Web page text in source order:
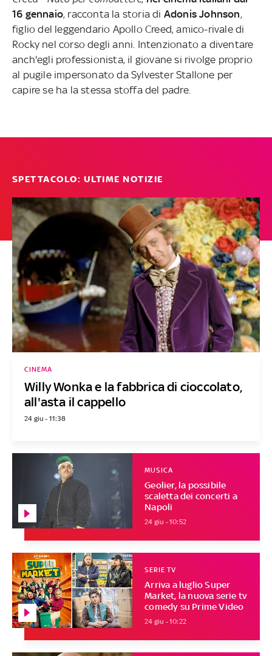
16 gennaio, racconta la storia di Adonis Johnson,
figlio del leggendario Apollo Creed, amico-rivale di
Rocky nel corso degli anni. Intenzionato a diventare
anch'egli professionista, il giovane si rivolge proprio
al pugile impersonato da Sylvester Stallone per
capire se ha la stessa stoffa del padre.
SPETTACOLO: ULTIME NOTIZIE
Willy Wonka e la fabbrica di cioccolato,
all'asta il cappello
CINEMA
24 giu - 11:38
Geolier, la possibile
scaletta dei concerti a
Napoli
MUSICA
24 giu - 10:52
Arriva a luglio Super
Market, la nuova serie tv
comedy su Prime Video
SERIE TV
24 giu - 10:22